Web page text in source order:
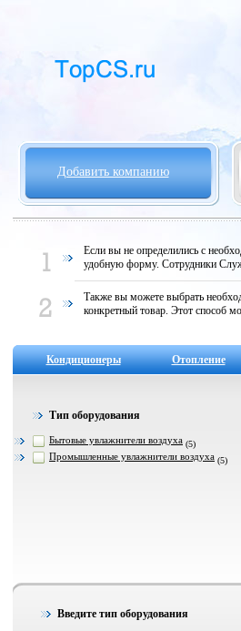
Добавить компанию
Если вы не определились с
удобную форму. Сотрудники
Также вы можете выбрать
конкретный товар. Этот способ
Кондиционеры Отопление
Тип оборудования
Бытовые увлажнители воздуха (5)
Промышленные увлажнители воздуха (5)
Введите тип оборудования